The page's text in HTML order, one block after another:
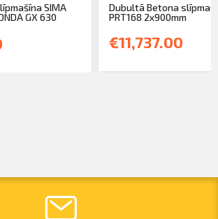
SIMA
GX 630
Dubultā Betona
PRT168 2x900mm
€11,737.00